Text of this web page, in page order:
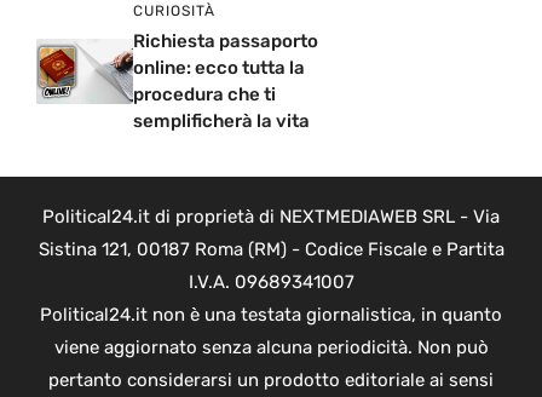
CURIOSITÀ
Richiesta passaporto
online: ecco tutta la
procedura che ti
semplificherà la vita
Political24.it di proprietà di NEXTMEDIAWEB SRL - Via
Sistina 121, 00187 Roma (RM) - Codice Fiscale e Partita
I.V.A. 09689341007
Political24.it non è una testata giornalistica, in quanto
viene aggiornato senza alcuna periodicità. Non può
pertanto considerarsi un prodotto editoriale ai sensi